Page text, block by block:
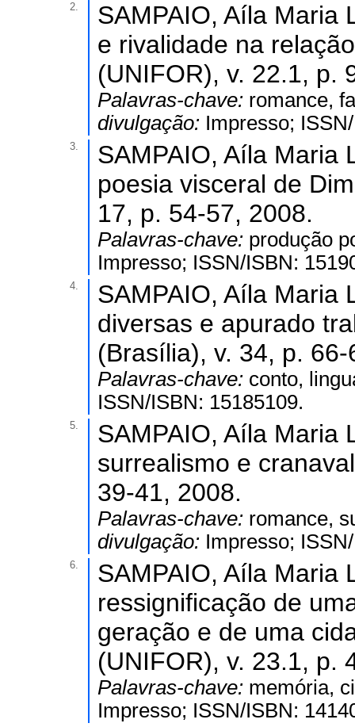
2.
SAMPAIO, Aíla Maria
e rivalidade na
(UNIFOR), v. 22.1, p.
Palavras-chave: romance,
divulgação: Impresso;
3.
SAMPAIO, Aíla Maria
poesia visceral de
17, p. 54-57, 2008.
Palavras-chave: produção
Impresso; ISSN/ISBN:
4.
SAMPAIO, Aíla Maria
diversas e apurado
(Brasília), v. 34, p.
Palavras-chave: conto,
ISSN/ISBN: 15185109.
5.
SAMPAIO, Aíla Maria
surrealismo e
39-41, 2008.
Palavras-chave: romance,
divulgação: Impresso;
6.
SAMPAIO, Aíla Maria
ressignificação de
geração e de uma
(UNIFOR), v. 23.1, p.
Palavras-chave: memória,
Impresso; ISSN/ISBN: